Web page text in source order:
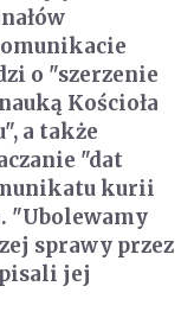
o "szerzenie
Kościoła
a także
"dat
kurii
"Ubolewamy
sprawy przez
jej